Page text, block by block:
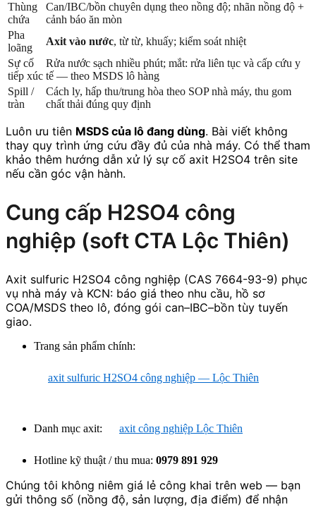
Thùng
chứa
Can/IBC/bồn chuyên dụng theo nồng độ; nhãn nồng độ +
cảnh báo ăn mòn
Pha
loãng
Axit vào nước, từ từ, khuấy; kiểm soát nhiệt
Sự cố
tiếp xúc
Rửa nước sạch nhiều phút; mắt: rửa liên tục và cấp cứu y
tế — theo MSDS lô hàng
Spill /
tràn
Cách ly, hấp thu/trung hòa theo SOP nhà máy, thu gom
chất thải đúng quy định
Luôn ưu tiên MSDS của lô đang dùng. Bài viết không
thay quy trình ứng cứu đầy đủ của nhà máy. Có thể tham
khảo thêm hướng dẫn xử lý sự cố axit H2SO4 trên site
nếu cần góc vận hành.
Cung cấp H2SO4 công
nghiệp (soft CTA Lộc Thiên)
Axit sulfuric H2SO4 công nghiệp (CAS 7664-93-9) phục
vụ nhà máy và KCN: báo giá theo nhu cầu, hồ sơ
COA/MSDS theo lô, đóng gói can–IBC–bồn tùy tuyến
giao.
Trang sản phẩm chính:
axit sulfuric H2SO4 công nghiệp — Lộc Thiên
Danh mục axit: axit công nghiệp Lộc Thiên
Hotline kỹ thuật / thu mua: 0979 891 929
Chúng tôi không niêm giá lẻ công khai trên web — bạn
gửi thông số (nồng độ, sản lượng, địa điểm) để nhận